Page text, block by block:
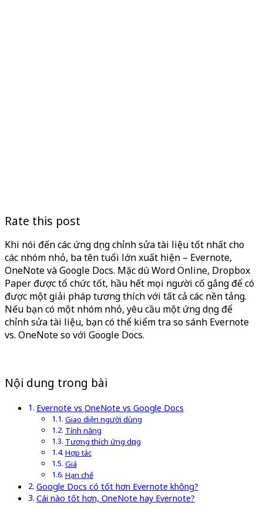
Rate this post
Khi nói đến các ứng dụng chỉnh sửa tài liệu tốt nhất cho
các nhóm nhỏ, ba tên tuổi lớn xuất hiện – Evernote,
OneNote và Google Docs. Mặc dù Word Online, Dropbox
Paper được tổ chức tốt, hầu hết mọi người cố gắng để có
được một giải pháp tương thích với tất cả các nền tảng.
Nếu bạn có một nhóm nhỏ, yêu cầu một ứng dụng để
chỉnh sửa tài liệu, bạn có thể kiểm tra so sánh Evernote
vs. OneNote so với Google Docs.
Nội dung trong bài
Evernote vs OneNote vs Google Docs
Giao diện người dùng
Tính năng
Tương thích ứng dụng
Hợp tác
Giá
Hạn chế
Google Docs có tốt hơn Evernote không?
Cái nào tốt hơn, OneNote hay Evernote?